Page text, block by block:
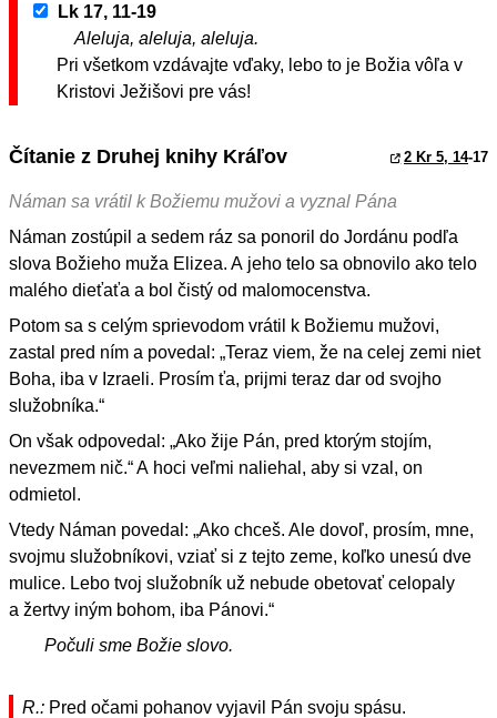
Lk 17, 11-19
Aleluja, aleluja, aleluja.
Pri všetkom vzdávajte vďaky, lebo to je Božia vôľa v
Kristovi Ježišovi pre vás!
Čítanie z Druhej knihy Kráľov 2 Kr 5, 14-17
Náman sa vrátil k Božiemu mužovi a vyznal Pána
Náman zostúpil a sedem ráz sa ponoril do Jordánu podľa
slova Božieho muža Elizea. A jeho telo sa obnovilo ako telo
malého dieťaťa a bol čistý od malomocenstva.
Potom sa s celým sprievodom vrátil k Božiemu mužovi,
zastal pred ním a povedal: „Teraz viem, že na celej zemi niet
Boha, iba v Izraeli. Prosím ťa, prijmi teraz dar od svojho
služobníka.“
On však odpovedal: „Ako žije Pán, pred ktorým stojím,
nevezmem nič.“ A hoci veľmi naliehal, aby si vzal, on
odmietol.
Vtedy Náman povedal: „Ako chceš. Ale dovoľ, prosím, mne,
svojmu služobníkovi, vziať si z tejto zeme, koľko unesú dve
mulice. Lebo tvoj služobník už nebude obetovať celopaly
a žertvy iným bohom, iba Pánovi.“
Počuli sme Božie slovo.
R.: Pred očami pohanov vyjavil Pán svoju spásu.